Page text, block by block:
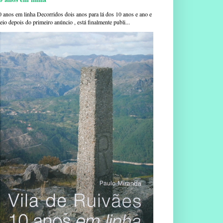
anos em linha Decorridos dois anos para lá dos 10 anos e ano e
depois do primeiro anúncio , está finalmente publi...